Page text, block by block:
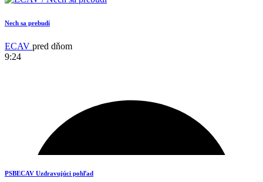
Nech sa prebudí
ECAV pred dňom
9:24
PSBECAV Uzdravujúci pohľad